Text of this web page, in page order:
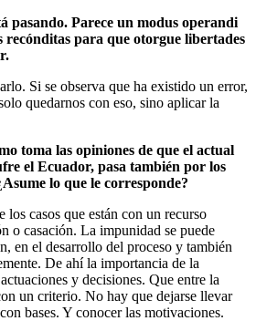
pasando. Parece un modus operandi
recónditas para que otorgue libertades
Si se observa que ha existido un error,
quedarnos con eso, sino aplicar la
toma las opiniones de que el actual
el Ecuador, pasa también por los
lo que le corresponde?
casos que están con un recurso
o casación. La impunidad se puede
en el desarrollo del proceso y también
De ahí la importancia de la
y decisiones. Que entre la
un criterio. No hay que dejarse llevar
bases. Y conocer las motivaciones.